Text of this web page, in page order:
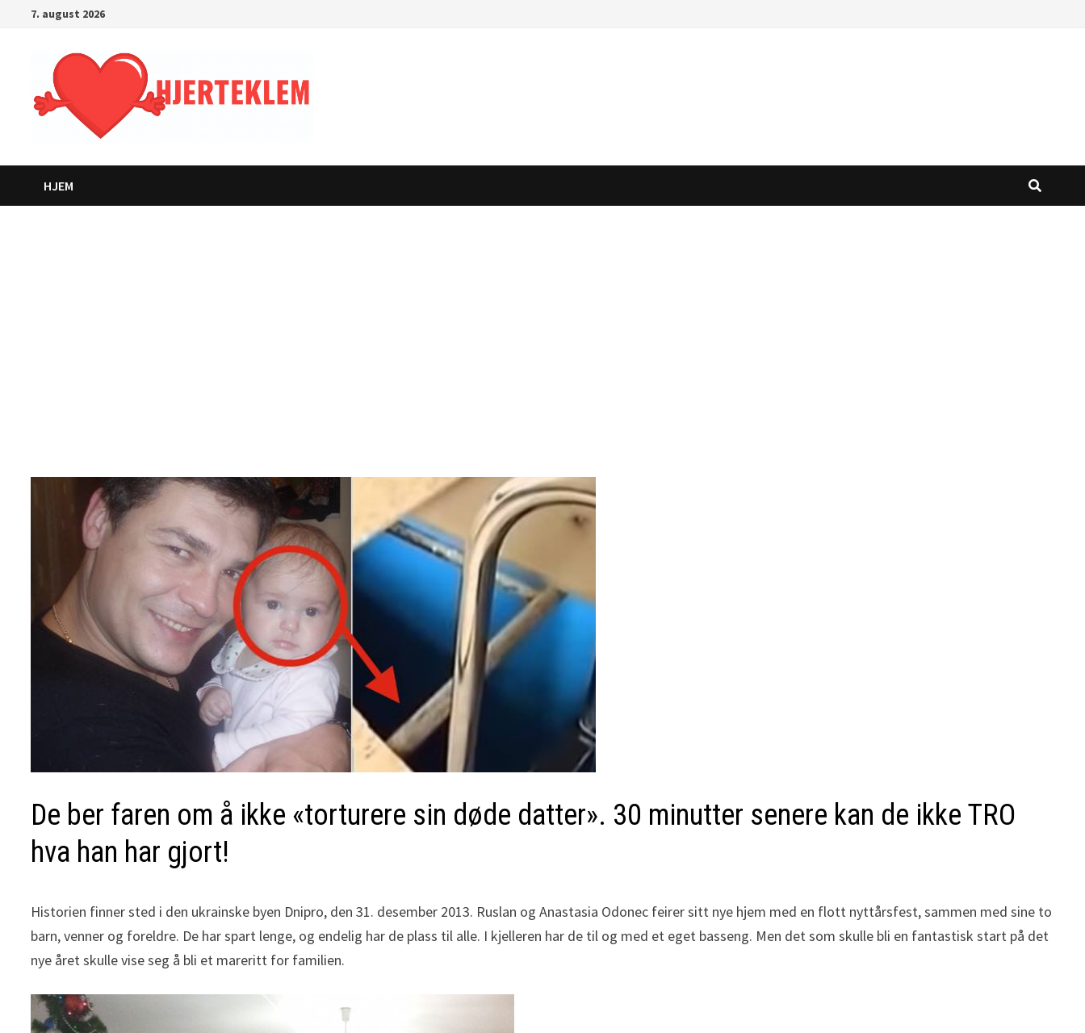
7. august 2026
HJEM
De ber faren om å ikke «torturere sin døde datter». 30 minutter senere kan de ikke TRO
hva han har gjort!
Historien finner sted i den ukrainske byen Dnipro, den 31. desember 2013. Ruslan og Anastasia Odonec feirer sitt nye hjem med en flott nyttårsfest, sammen med sine to
barn, venner og foreldre. De har spart lenge, og endelig har de plass til alle. I kjelleren har de til og med et eget basseng. Men det som skulle bli en fantastisk start på det
nye året skulle vise seg å bli et mareritt for familien.